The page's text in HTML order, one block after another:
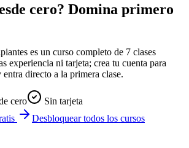
cero? Domina primero
es un curso completo de 7 clases
experiencia ni tarjeta; crea tu cuenta para
directo a la primera clase.
cero
Sin tarjeta
Desbloquear todos los cursos